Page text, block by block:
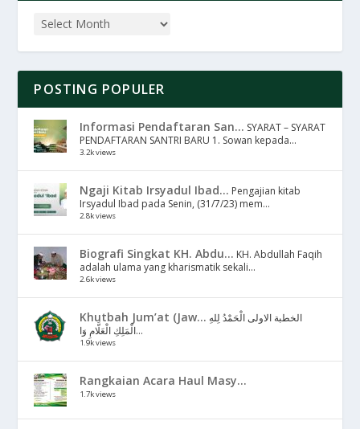
POSTING POPULER
Informasi Pendaftaran San... SYARAT – SYARAT
PENDAFTARAN SANTRI BARU 1. Sowan kepada...
3.2k views
Ngaji Kitab Irsyadul Ibad... Pengajian kitab
Irsyadul Ibad pada Senin, (31/7/23) mem...
2.8k views
Biografi Singkat KH. Abdu... KH. Abdullah Faqih
adalah ulama yang kharismatik sekali...
2.6k views
Khutbah Jum’at (Jaw... الخطبة الاولى الْحَمْدُ لِلهِ
الْمَلِكِ الْعَلَّامِ وَا...
1.9k views
Rangkaian Acara Haul Masy...
1.7k views